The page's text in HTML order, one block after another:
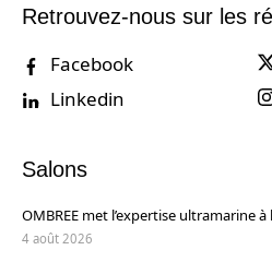
Retrouvez-nous sur les
Facebook
Linkedin
Salons
OMBREE met l’expertise ultramarine
4 août 2026